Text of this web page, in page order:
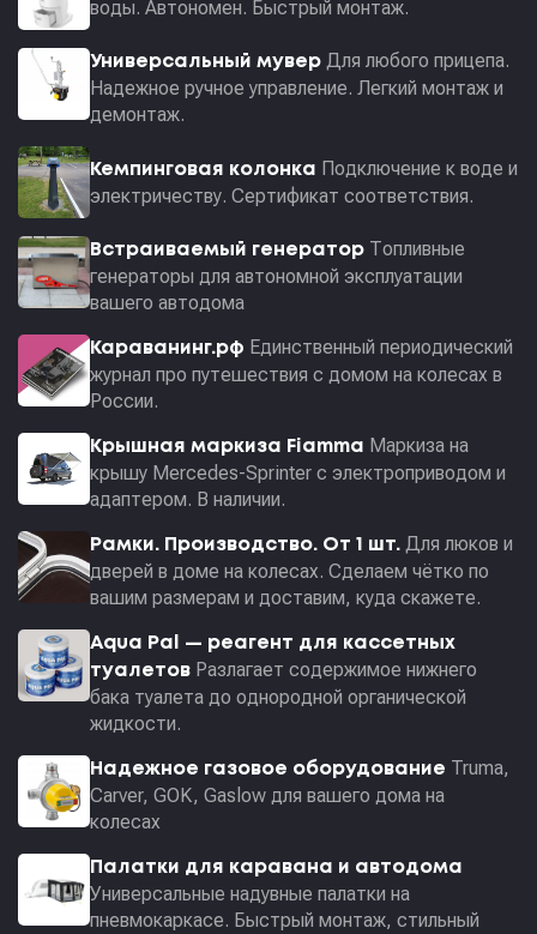
воды. Автономен. Быстрый монтаж.
Универсальный мувер Для любого прицепа.
Надежное ручное управление. Легкий монтаж и
демонтаж.
Кемпинговая колонка Подключение к воде и
электричеству. Сертификат соответствия.
Встраиваемый генератор Топливные
генераторы для автономной эксплуатации
вашего автодома
Караванинг.рф Единственный периодический
журнал про путешествия с домом на колесах в
России.
Крышная маркиза Fiamma Маркиза на
крышу Mercedes-Sprinter с электроприводом и
адаптером. В наличии.
Рамки. Производство. От 1 шт. Для люков и
дверей в доме на колесах. Сделаем чётко по
вашим размерам и доставим, куда скажете.
Aqua Pal — pеагент для кассетных
туалетов Разлагает содержимое нижнего
бака туалета до однородной органической
жидкости.
Надежное газовое оборудование Truma,
Carver, GOK, Gaslow для вашего дома на
колесах
Палатки для каравана и автодома
Универсальные надувные палатки на
пневмокаркасе. Быстрый монтаж, стильный